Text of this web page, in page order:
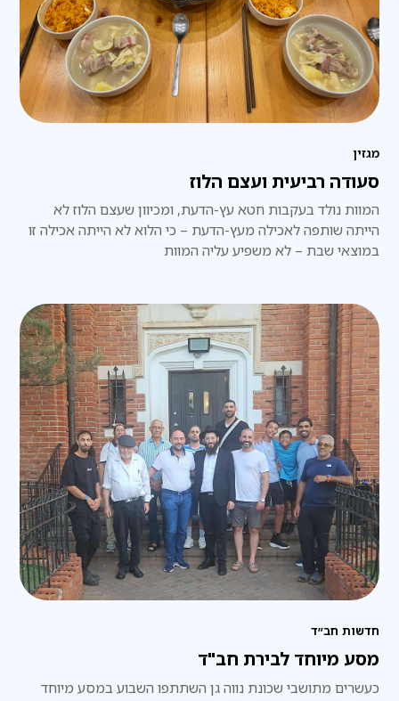
מגזין
סעודה רביעית ועצם הלוז
המוות נולד בעקבות חטא עץ-הדעת, ומכיוון שעצם הלוז לא
הייתה שותפה לאכילה מעץ-הדעת – כי הלוא לא הייתה אכילה זו
במוצאי שבת – לא משפיע עליה המוות
חדשות חב״ד
מסע מיוחד לבירת חב"ד
כעשרים מתושבי שכונת נווה גן השתתפו השבוע במסע מיוחד